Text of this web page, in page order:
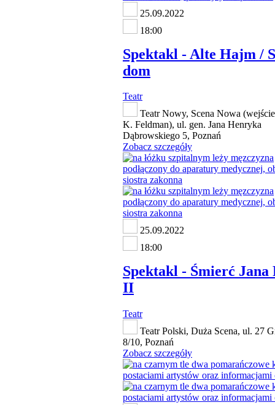
25.09.2022
18:00
Spektakl - Alte Hajm /
dom
Teatr
Teatr Nowy, Scena Nowa
K. Feldman), ul. gen. Jana Henryka
Dąbrowskiego 5, Poznań
Zobacz szczegóły
25.09.2022
18:00
Spektakl - Śmierć Jana
II
Teatr
Teatr Polski, Duża Scena, ul. 27
8/10, Poznań
Zobacz szczegóły